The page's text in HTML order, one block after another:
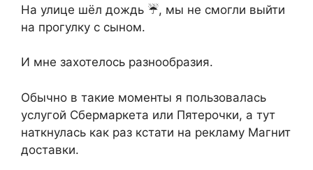
На улице шёл дождь ☔, мы не смогли выйти
на прогулку с сыном.
И мне захотелось разнообразия.
Обычно в такие моменты я пользовалась
услугой Сбермаркета или Пятерочки, а тут
наткнулась как раз кстати на рекламу Магнит
доставки.